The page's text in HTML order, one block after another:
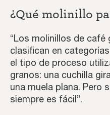
¿Qué molinillo
“Los molinillos de café
clasifican en
el tipo de proceso
granos: una cuchilla
una muela plana. Pero
siempre es fácil”.